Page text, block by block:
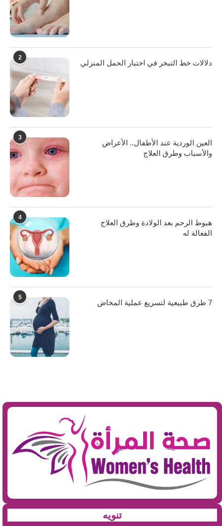
2
دلالات خط التبخر في اختبار الحمل المنزلي
3
العين الوردية عند الأطفال.. الأعراض
والأسباب وطرق العلاج
4
هبوط الرحم بعد الولادة وطرق العلاج
الفعالة له
5
7 طرق طبيعية لتسريع عملية المخاض
تنويه